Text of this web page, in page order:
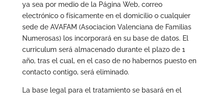
ya sea por medio de la Página Web, correo
electrónico o físicamente en el domicilio o cualquier
sede de AVAFAM (Asociacion Valenciana de Familias
Numerosas) los incorporará en su base de datos. El
curriculum será almacenado durante el plazo de 1
año, tras el cual, en el caso de no habernos puesto en
contacto contigo, será eliminado.
La base legal para el tratamiento se basará en el